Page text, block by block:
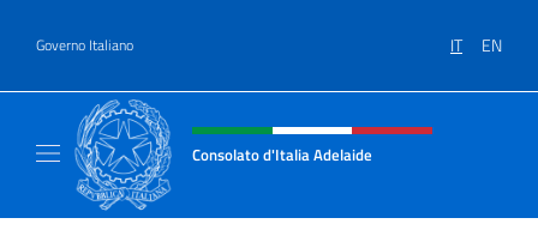
Governo Italiano IT EN
Intestazione sito, social e menù
Consolato d'Italia Adelaide